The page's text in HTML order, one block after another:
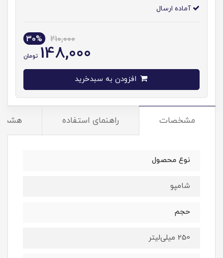
آماده ارسال
210,000
30%
148,000 تومان
مشخصات راهنمای استفاده
نوع محصول
شامپو
حجم
250 میلی‌لیتر